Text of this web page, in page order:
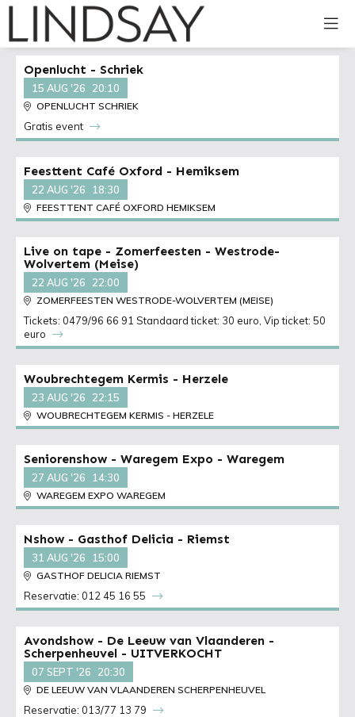
Openlucht - Schriek
15 AUG '26 20:10
OPENLUCHT SCHRIEK
Gratis event
Feesttent Café Oxford - Hemiksem
22 AUG '26 18:30
FEESTTENT CAFÉ OXFORD HEMIKSEM
Live on tape - Zomerfeesten - Westrode-
Wolvertem (Meise)
22 AUG '26 22:00
ZOMERFEESTEN WESTRODE-WOLVERTEM (MEISE)
Tickets: 0479/96 66 91 Standaard ticket: 30 euro, Vip ticket: 50
euro
Woubrechtegem Kermis - Herzele
23 AUG '26 22:15
WOUBRECHTEGEM KERMIS - HERZELE
Seniorenshow - Waregem Expo - Waregem
27 AUG '26 14:30
WAREGEM EXPO WAREGEM
Nshow - Gasthof Delicia - Riemst
31 AUG '26 15:00
GASTHOF DELICIA RIEMST
Reservatie: 012 45 16 55
Avondshow - De Leeuw van Vlaanderen -
Scherpenheuvel - UITVERKOCHT
07 SEPT '26 20:30
DE LEEUW VAN VLAANDEREN SCHERPENHEUVEL
Reservatie: 013/77 13 79